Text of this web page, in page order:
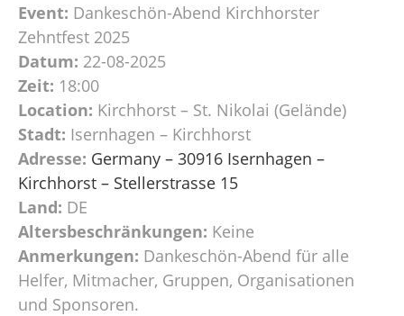
Event: Dankeschön-Abend Kirchhorster
Zehntfest 2025
Datum: 22-08-2025
Zeit: 18:00
Location: Kirchhorst – St. Nikolai (Gelände)
Stadt: Isernhagen – Kirchhorst
Adresse: Germany – 30916 Isernhagen –
Kirchhorst – Stellerstrasse 15
Land: DE
Altersbeschränkungen: Keine
Anmerkungen: Dankeschön-Abend für alle
Helfer, Mitmacher, Gruppen, Organisationen
und Sponsoren.